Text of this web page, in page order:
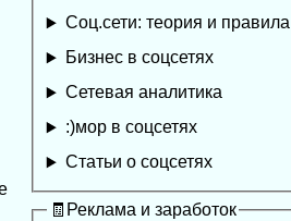
Соц.сети: теория и правила
Бизнес в соцсетях
Сетевая аналитика
:)мор в соцсетях
Статьи о соцсетях
🧾Реклама и заработок